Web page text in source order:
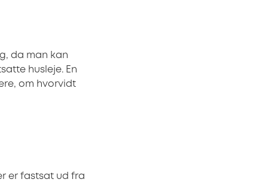
da man kan
husleje. En
om hvorvidt
er fastsat ud fra